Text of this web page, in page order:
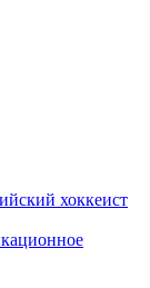
хоккеист